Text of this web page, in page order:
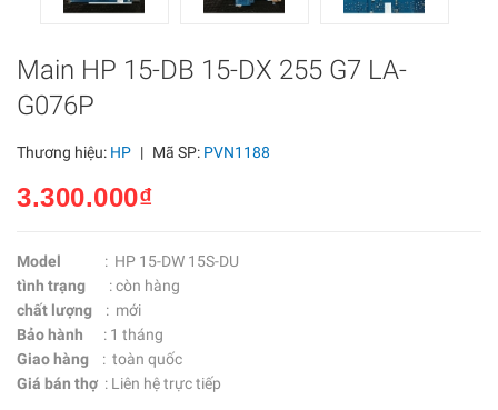
Main HP 15-DB 15-DX 255 G7 LA-
G076P
Thương hiệu: HP | Mã SP: PVN1188
3.300.000₫
Model : HP 15-DW 15S-DU
tình trạng
: còn hàng
chất lượng : mới
Bảo hành
: 1 tháng
Giao hàng : toàn quốc
Giá bán thợ : Liên hệ trực tiếp